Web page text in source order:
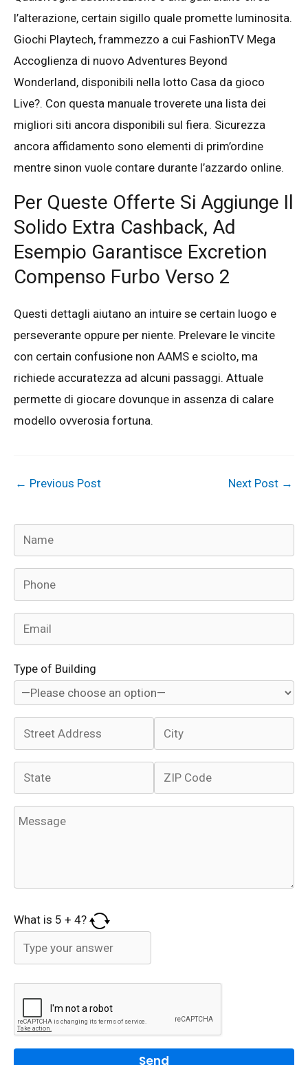
l’alterazione, certain sigillo quale promette luminosita.
Giochi Playtech, frammezzo a cui FashionTV Mega
Accoglienza di nuovo Adventures Beyond
Wonderland, disponibili nella lotto Casa da gioco
Live?. Con questa manuale troverete una lista dei
migliori siti ancora disponibili sul fiera. Sicurezza
ancora affidamento sono elementi di prim’ordine
mentre sinon vuole contare durante l’azzardo online.
Per Queste Offerte Si Aggiunge Il
Solido Extra Cashback, Ad
Esempio Garantisce Excretion
Compenso Furbo Verso 2
Questi dettagli aiutano an intuire se certain luogo e
perseverante oppure per niente. Prelevare le vincite
con certain confusione non AAMS e sciolto, ma
richiede accuratezza ad alcuni passaggi. Attuale
permette di giocare dovunque in assenza di calare
modello ovverosia fortuna.
← Previous Post Next Post →
Type of Building
What is 5 + 4?